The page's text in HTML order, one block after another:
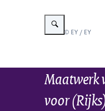
Vergroot afbeelding
Beeld: © EY / EY
Maatwerk
voor